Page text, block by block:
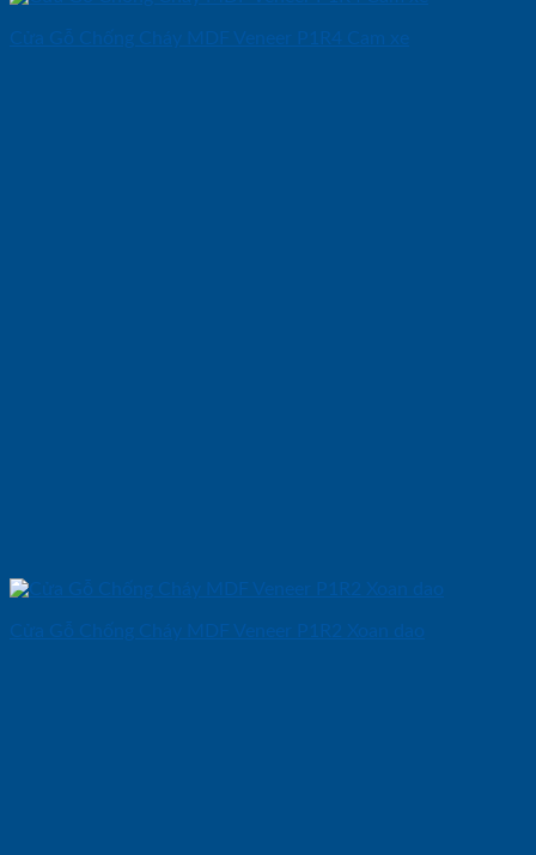
Cửa Gỗ Chống Cháy MDF Veneer P1R4 Cam xe
Cửa Gỗ Chống Cháy MDF Veneer P1R2 Xoan dao